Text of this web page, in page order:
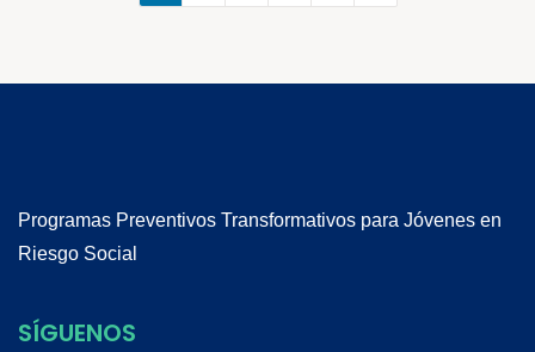
Programas Preventivos Transformativos para Jóvenes en
Riesgo Social
SÍGUENOS